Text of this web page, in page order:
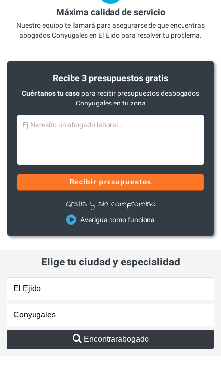
Máxima calidad de servicio
Nuestro equipo te llamará para asegurarse de que encuentras
abogados Conyugales en El Ejido para resolver tu problema.
Recibe 3 presupuestos gratis
Cuéntanos tu caso para recibir presupuestos deabogados
Conyugales en tu zona
Recibir presupuestos
Gratis y sin compromiso
Averigua como funciona
Elige tu ciudad y especialidad
Encontrarabogado